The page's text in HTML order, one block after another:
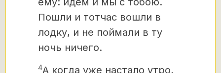
Пошли и тотчас вошли в
лодку, и не поймали в ту
ночь ничего.
4А когда уже настало утро,